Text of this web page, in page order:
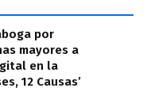
por
mayores a
en la
12 Causas’